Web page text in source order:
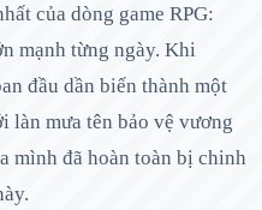
của dòng game RPG:
mạnh từng ngày. Khi
đầu dần biến thành một
làn mưa tên bảo vệ vương
mình đã hoàn toàn bị chinh